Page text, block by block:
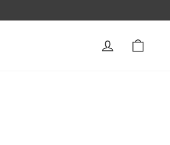
ACCOUNT